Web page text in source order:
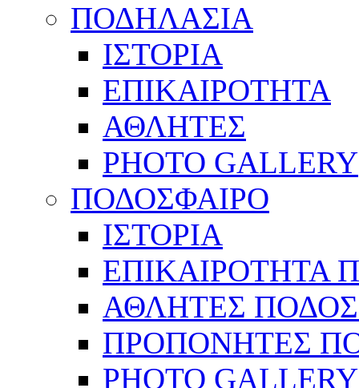
ΠΟΔΗΛΑΣΙΑ
ΙΣΤΟΡΙΑ
ΕΠΙΚΑΙΡΟΤΗΤΑ
ΑΘΛΗΤΕΣ
PHOTO GALLERY
ΠΟΔΟΣΦΑΙΡΟ
ΙΣΤΟΡΙΑ
ΕΠΙΚΑΙΡΟΤΗΤΑ
ΑΘΛΗΤΕΣ
ΠΡΟΠΟΝΗΤΕΣ
PHOTO GALLERY